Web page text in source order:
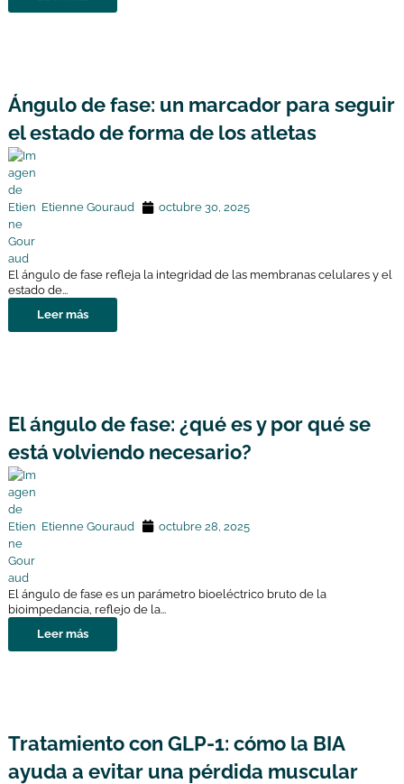
Ángulo de fase: un marcador para seguir
el estado de forma de los atletas
Etienne Gouraud octubre 30, 2025
El ángulo de fase refleja la integridad de las membranas celulares y el
estado de...
Leer más
El ángulo de fase: ¿qué es y por qué se
está volviendo necesario?
Etienne Gouraud octubre 28, 2025
El ángulo de fase es un parámetro bioeléctrico bruto de la
bioimpedancia, reflejo de la...
Leer más
Tratamiento con GLP-1: cómo la BIA
ayuda a evitar una pérdida muscular